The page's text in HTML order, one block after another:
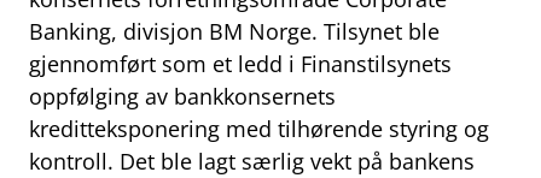
mail_outline Kontakt oss
work_outlineJobb hos oss
dashboard Informasjon for investorer
Banking, divisjon BM Norge. Tilsynet ble
gjennomført som et ledd i Finanstilsynets
oppfølging av bankkonsernets
kreditteksponering med tilhørende styring og
kontroll. Det ble lagt særlig vekt på bankens